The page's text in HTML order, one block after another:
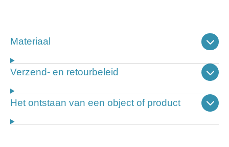
Materiaal
Verzend- en retourbeleid
Het ontstaan van een object of product